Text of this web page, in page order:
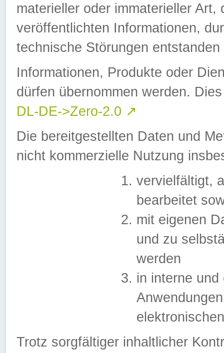
materieller oder immaterieller
veröffentlichten Informationen,
technische Störungen
Informationen, Produkte oder
dürfen übernommen werden.
DL-DE->Zero-2.0 ↗
Die bereitgestellten Daten und
nicht kommerzielle Nutzung
vervielfältigt,
bearbeitet
mit eigenen
und zu
werden
in interne
Trotz sorgfältiger inhaltlicher